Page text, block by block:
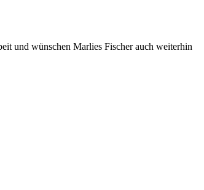
und wünschen Marlies Fischer auch weiterhin